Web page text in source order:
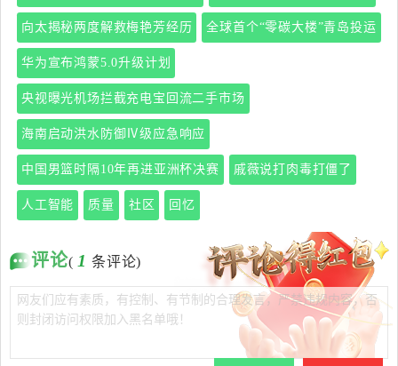
向太揭秘两度解救梅艳芳经历 全球首个“零碳大楼”青岛投运
华为宣布鸿蒙5.0升级计划
央视曝光机场拦截充电宝回流二手市场
海南启动洪水防御Ⅳ级应急响应
中国男篮时隔10年再进亚洲杯决赛 戚薇说打肉毒打僵了
人工智能 质量 社区 回忆
评论( 1 条评论)